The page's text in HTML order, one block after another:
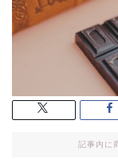
記事内に